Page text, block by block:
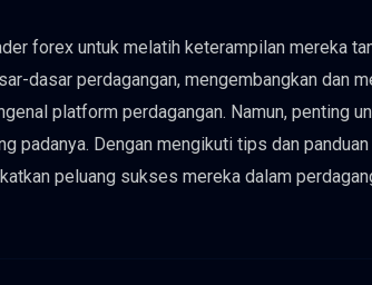
forex untuk melatih keterampilan mereka
dasar perdagangan, mengembangkan dan
platform perdagangan. Namun, penting
padanya. Dengan mengikuti tips dan
peluang sukses mereka dalam